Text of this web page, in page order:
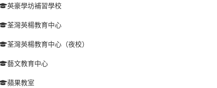
英豪學坊補習學校
荃灣英楊教育中心
荃灣英楊教育中心（夜校）
藝文教育中心
蘋果教室